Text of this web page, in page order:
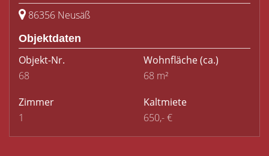
86356 Neusäß
Objektdaten
Objekt-Nr.
68
Wohnfläche(ca.)
68 m²
Zimmer
1
Kaltmiete
650,- €